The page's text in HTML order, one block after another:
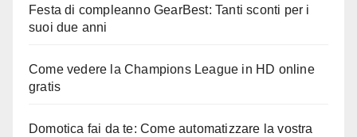
Festa di compleanno GearBest: Tanti sconti per i
suoi due anni
Come vedere la Champions League in HD online
gratis
Domotica fai da te: Come automatizzare la vostra